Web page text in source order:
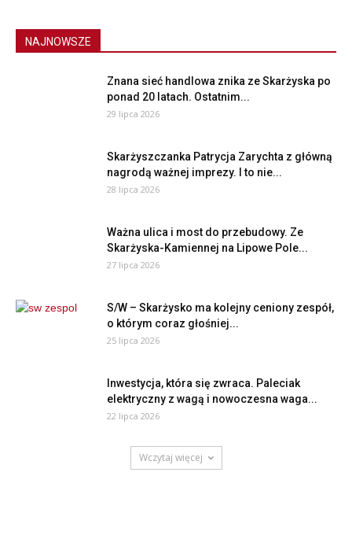
NAJNOWSZE
Znana sieć handlowa znika ze Skarżyska po
ponad 20 latach. Ostatnim...
29 lipca 2026
Skarżyszczanka Patrycja Zarychta z główną
nagrodą ważnej imprezy. I to nie...
28 lipca 2026
Ważna ulica i most do przebudowy. Ze
Skarżyska-Kamiennej na Lipowe Pole...
27 lipca 2026
S/W – Skarżysko ma kolejny ceniony zespół,
o którym coraz głośniej...
25 lipca 2026
Inwestycja, która się zwraca. Paleciak
elektryczny z wagą i nowoczesna waga...
22 lipca 2026
Wczytaj więcej